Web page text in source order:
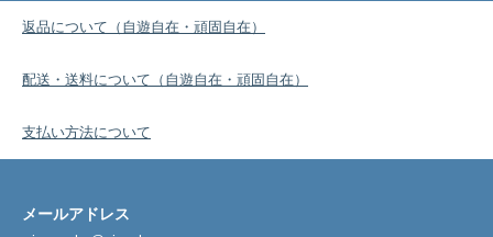
返品について（自遊自在・頑固自在）
配送・送料について（自遊自在・頑固自在）
支払い方法について
メールアドレス